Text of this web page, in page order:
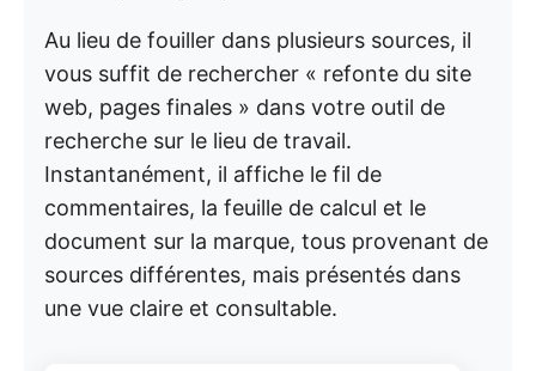
Au lieu de fouiller dans plusieurs sources, il
vous suffit de rechercher « refonte du site
web, pages finales » dans votre outil de
recherche sur le lieu de travail.
Instantanément, il affiche le fil de
commentaires, la feuille de calcul et le
document sur la marque, tous provenant de
sources différentes, mais présentés dans
une vue claire et consultable.